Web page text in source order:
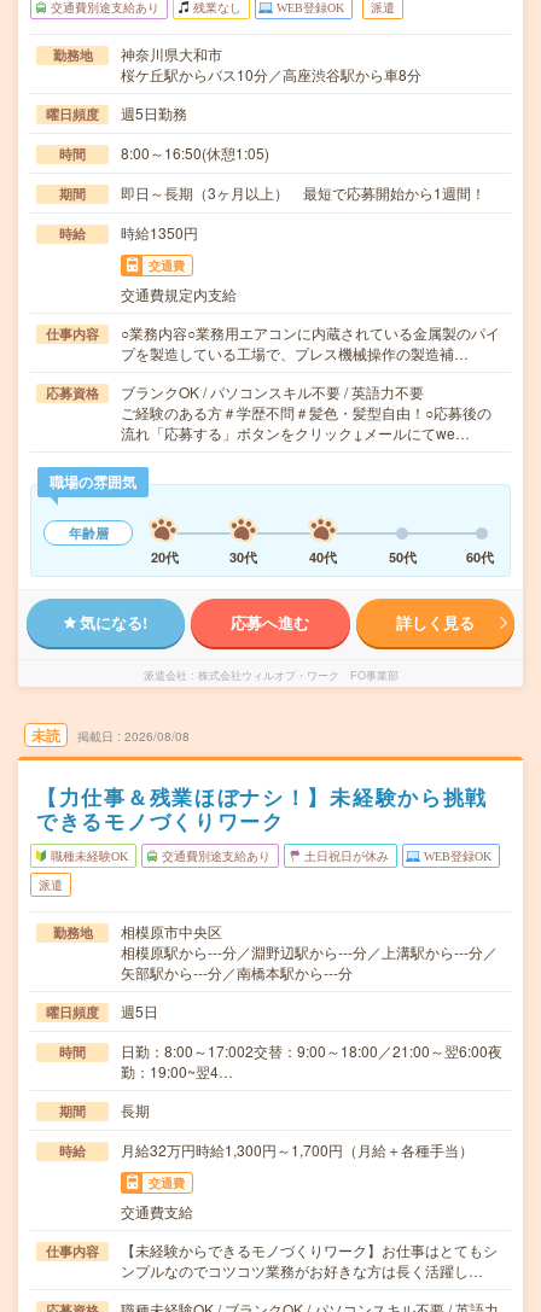
交通費別途支給あり 残業なし WEB登録OK 派遣
勤務地
神奈川県大和市
桜ケ丘駅からバス10分／高座渋谷駅から車8分
曜日頻度 週5日勤務
時間 8:00～16:50(休憩1:05)
期間 即日～長期（3ヶ月以上） 最短で応募開始から1週間！
時給 時給1350円
交通費
交通費規定内支給
仕事内容
○業務内容○業務用エアコンに内蔵されている金属製のパイ
プを製造している工場で、プレス機械操作の製造補…
応募資格
ブランクOK / パソコンスキル不要 / 英語力不要
ご経験のある方＃学歴不問＃髪色・髪型自由！○応募後の
流れ「応募する」ボタンをクリック↓メールにてwe…
職場の雰囲気
年齢層
20代
30代 40代 50代 60代
気になる! 応募へ進む 詳しく見る
派遣会社 株式会社ウィルオブ・ワーク FO事業部
未読 掲載日 2026/08/08
【力仕事＆残業ほぼナシ！】未経験から挑戦
できるモノづくりワーク
職種未経験OK 交通費別途支給あり 土日祝日が休み WEB登録OK
派遣
勤務地
相模原市中央区
相模原駅から---分／淵野辺駅から---分／上溝駅から---分／
矢部駅から---分／南橋本駅から---分
曜日頻度 週5日
時間
日勤：8:00～17:002交替：9:00～18:00／21:00～翌6:00夜
勤：19:00~翌4…
期間 長期
時給 月給32万円時給1,300円～1,700円（月給＋各種手当）
交通費
交通費支給
仕事内容
【未経験からできるモノづくりワーク】お仕事はとてもシ
ンプルなのでコツコツ業務がお好きな方は長く活躍し…